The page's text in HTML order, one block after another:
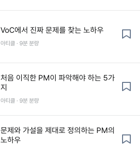
VoC에서 진짜 문제를 찾는 노하우
아티클 · 9분 분량
처음 이직한 PM이 파악해야 하는 5가
지
아티클 · 9분 분량
문제와 가설을 제대로 정의하는 PM의
노하우